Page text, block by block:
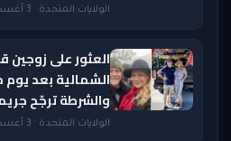
الولايات المتحدة · 3 أغسطس 2026 — 11:05 PM
العثور على زوجين
والشرطة ترجّح
الولايات المتحدة · 3 أغسطس 2026 — 3:50 PM